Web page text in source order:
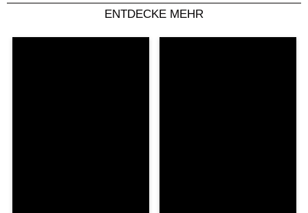
Ein Video oder Foto teilen
Dein Video könnte das erste sein. Stell es dir vor...
ENTDECKE MEHR